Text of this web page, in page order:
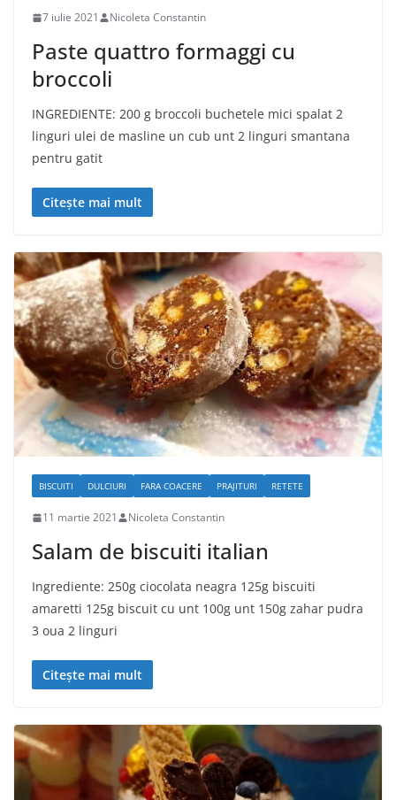
7 iulie 2021 Nicoleta Constantin
Paste quattro formaggi cu
broccoli
INGREDIENTE: 200 g broccoli buchetele mici spalat 2
linguri ulei de masline un cub unt 2 linguri smantana
pentru gatit
Citește mai mult
BISCUITI DULCIURI FARA COACERE PRAJITURI RETETE
11 martie 2021 Nicoleta Constantin
Salam de biscuiti italian
Ingrediente: 250g ciocolata neagra 125g biscuiti
amaretti 125g biscuit cu unt 100g unt 150g zahar pudra
3 oua 2 linguri
Citește mai mult